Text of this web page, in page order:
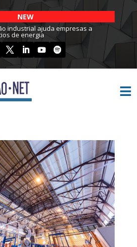
NEW
industrial ajuda empresas a
de energia
